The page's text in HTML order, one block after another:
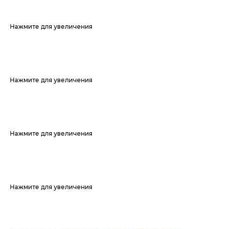
Нажмите для увеличения
Нажмите для увеличения
Нажмите для увеличения
Нажмите для увеличения